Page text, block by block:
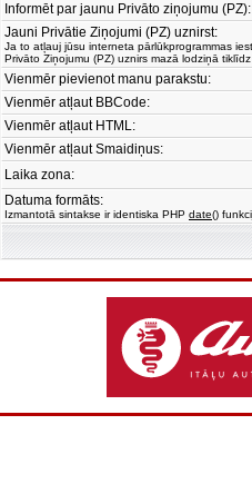
Informēt par jaunu Privāto ziņojumu (PZ):
Jauni Privātie Ziņojumi (PZ) uznirst:
Ja to atļauj jūsu interneta pārlūkprogrammas
Privāto Ziņojumu (PZ) uznirs mazā lodziņā
Vienmēr pievienot manu parakstu:
Vienmēr atļaut BBCode:
Vienmēr atļaut HTML:
Vienmēr atļaut Smaidiņus:
Laika zona:
Datuma formāts:
Izmantotā sintakse ir identiska PHP date()